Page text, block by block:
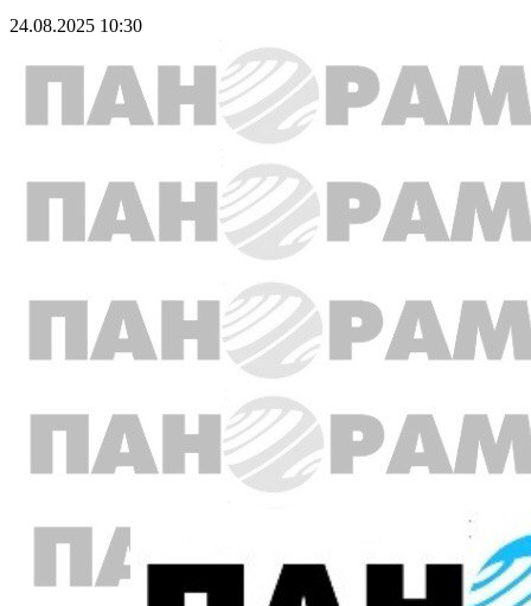
24.08.2025 10:30